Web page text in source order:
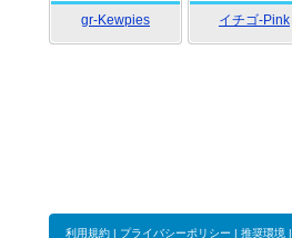
gr-Kewpies イチゴ-Pink
利用規約 | プライバシーポリシー | 推奨環境 |